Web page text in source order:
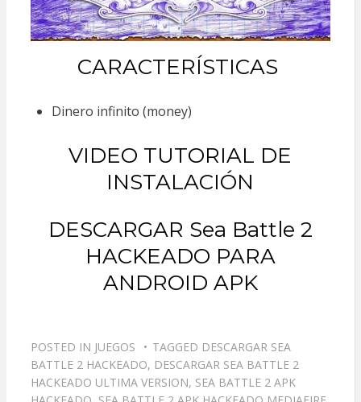
CARACTERÍSTICAS
Dinero infinito (money)
VIDEO TUTORIAL DE
INSTALACIÓN
DESCARGAR Sea Battle 2
HACKEADO PARA
ANDROID APK
POSTED IN JUEGOS TAGGED DESCARGAR SEA
BATTLE 2 HACKEADO, DESCARGAR SEA BATTLE 2
HACKEADO ULTIMA VERSION, SEA BATTLE 2 APK